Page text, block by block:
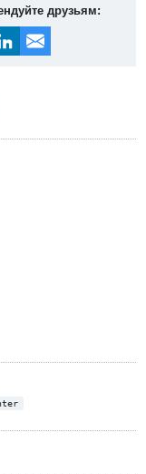
друзьям: